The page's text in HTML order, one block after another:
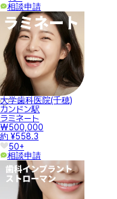
相談申請
大学歯科医院(千穂)
カンドン駅
ラミネート
₩500,000
約 ¥558.3
50+
相談申請